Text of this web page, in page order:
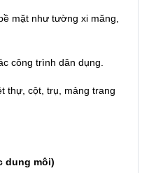
mặt như tường xi măng,
công trình dân dụng.
thự, cột, trụ, mảng trang
dung môi)